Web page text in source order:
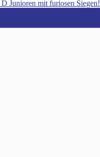
Junioren mit furiosen Siegen!